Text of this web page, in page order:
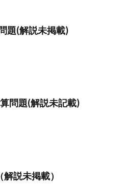
題(解説未掲載)
問題(解説未記載)
説未掲載）